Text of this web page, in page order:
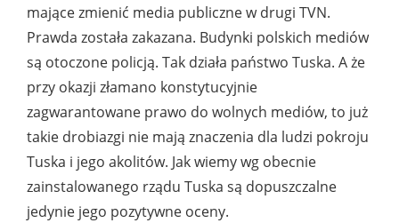
mające zmienić media publiczne w drugi TVN.
Prawda została zakazana. Budynki polskich mediów
są otoczone policją. Tak działa państwo Tuska. A że
przy okazji złamano konstytucyjnie
zagwarantowane prawo do wolnych mediów, to już
takie drobiazgi nie mają znaczenia dla ludzi pokroju
Tuska i jego akolitów. Jak wiemy wg obecnie
zainstalowanego rządu Tuska są dopuszczalne
jedynie jego pozytywne oceny.